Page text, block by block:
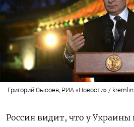
Григорий Сысоев, РИА «Новости» /
Россия видит, что у